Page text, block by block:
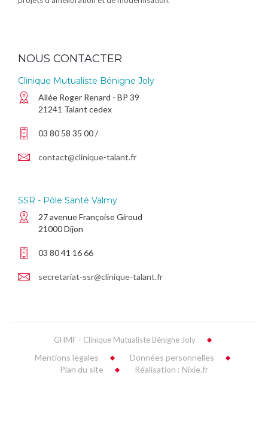
NOUS CONTACTER
Clinique Mutualiste Bénigne Joly
Allée Roger Renard - BP 39
21241 Talant cedex
03 80 58 35 00 /
contact@clinique-talant.fr
SSR - Pôle Santé Valmy
27 avenue Françoise Giroud
21000 Dijon
03 80 41 16 66
secretariat-ssr@clinique-talant.fr
GHMF - Clinique Mutualiste Bénigne Joly
Mentions legales
Données personnelles
Plan du site
Réalisation : Nixie.fr